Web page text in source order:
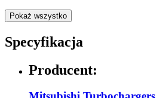
Pokaż wszystko
Specyfikacja
Producent: